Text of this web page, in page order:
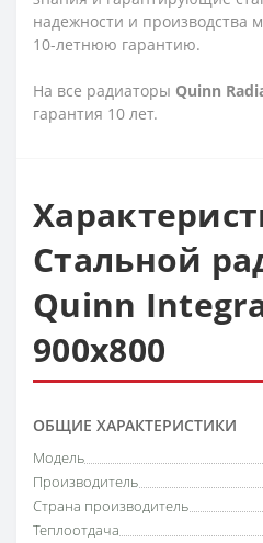
надежности и производства
10-летнюю гарантию.
На все радиаторы Quinn
гарантия 10 лет.
Стальной
Quinn
900х800
ОБЩИЕ ХАРАКТЕРИСТИКИ
Модель
Производитель
Страна производитель
Теплоотдача